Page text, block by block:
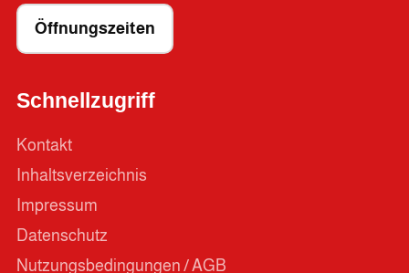
Öffnungszeiten
Schnellzugriff
Kontakt
Inhaltsverzeichnis
Impressum
Datenschutz
Nutzungsbedingungen / AGB